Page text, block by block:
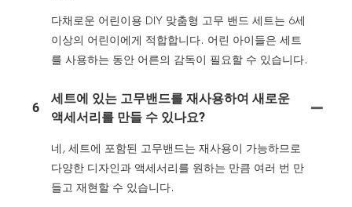
다채로운 어린이용 DIY 맞춤형 고무 밴드 세트는 6세
이상의 어린이에게 적합합니다. 어린 아이들은 세트
를 사용하는 동안 어른의 감독이 필요할 수 있습니다.
6
세트에 있는 고무밴드를 재사용하여 새로운
액세서리를 만들 수 있나요?
네, 세트에 포함된 고무밴드는 재사용이 가능하므로
다양한 디자인과 액세서리를 원하는 만큼 여러 번 만
들고 재현할 수 있습니다.